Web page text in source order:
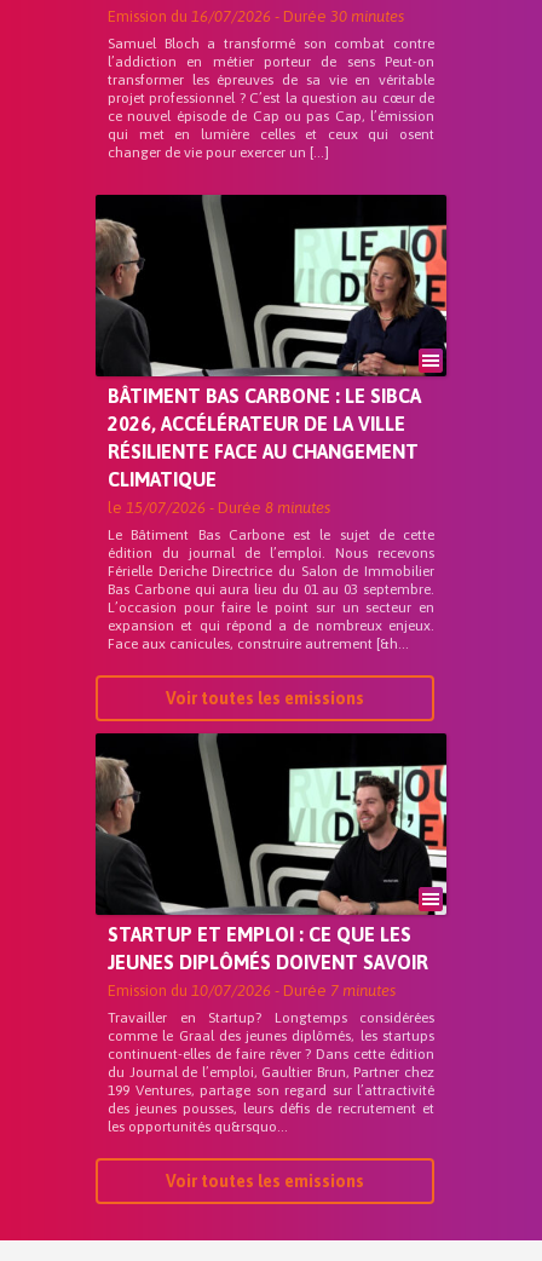
Emission du 16/07/2026 - Durée 30 minutes
Samuel Bloch a transformé son combat contre
l’addiction en métier porteur de sens Peut-on
transformer les épreuves de sa vie en véritable
projet professionnel ? C’est la question au cœur de
ce nouvel épisode de Cap ou pas Cap, l’émission
qui met en lumière celles et ceux qui osent
changer de vie pour exercer un […]
BÂTIMENT BAS CARBONE : LE SIBCA
2026, ACCÉLÉRATEUR DE LA VILLE
RÉSILIENTE FACE AU CHANGEMENT
CLIMATIQUE
le 15/07/2026 - Durée 8 minutes
Le Bâtiment Bas Carbone est le sujet de cette
édition du journal de l’emploi. Nous recevons
Férielle Deriche Directrice du Salon de Immobilier
Bas Carbone qui aura lieu du 01 au 03 septembre.
L’occasion pour faire le point sur un secteur en
expansion et qui répond a de nombreux enjeux.
Face aux canicules, construire autrement [&h...
Voir toutes les emissions
STARTUP ET EMPLOI : CE QUE LES
JEUNES DIPLÔMÉS DOIVENT SAVOIR
Emission du 10/07/2026 - Durée 7 minutes
Travailler en Startup? Longtemps considérées
comme le Graal des jeunes diplômés, les startups
continuent-elles de faire rêver ? Dans cette édition
du Journal de l’emploi, Gaultier Brun, Partner chez
199 Ventures, partage son regard sur l’attractivité
des jeunes pousses, leurs défis de recrutement et
les opportunités qu&rsquo...
Voir toutes les emissions